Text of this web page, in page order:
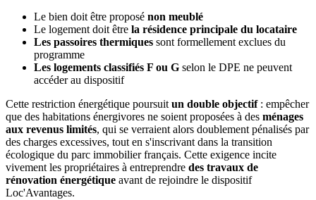
Le bien doit être proposé non meublé
Le logement doit être la résidence principale du locataire
Les passoires thermiques sont formellement exclues du
programme
Les logements classifiés F ou G selon le DPE ne peuvent
accéder au dispositif
Cette restriction énergétique poursuitun double objectif: empêcher
que des habitations énergivores ne soient proposées à des ménages
aux revenus limités, qui se verraient alors doublement pénalisés par
des charges excessives, tout en s'inscrivant dans la transition
écologique du parc immobilier français. Cette exigence incite
vivement les propriétaires à entreprendre des travaux de
rénovation énergétique avant de rejoindre le dispositif
Loc'Avantages.